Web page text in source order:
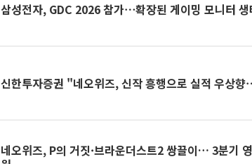
삼성전자, GDC 2026 참가⋯확장된 게이밍 모니터 생
신한투자증권 "네오위즈, 신작 흥행으로 실적 우상
네오위즈, P의 거짓·브라운더스트2 쌍끌이… 3분기 영업익 310% 오